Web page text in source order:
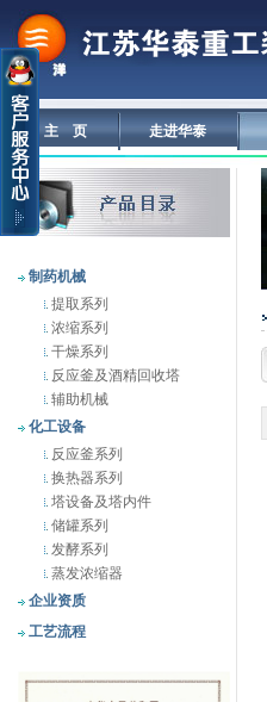
主 页 走进华泰
制药机械
提取系列
浓缩系列
干燥系列
反应釜及酒精回收塔
辅助机械
化工设备
反应釜系列
换热器系列
塔设备及塔内件
储罐系列
发酵系列
蒸发浓缩器
企业资质
工艺流程